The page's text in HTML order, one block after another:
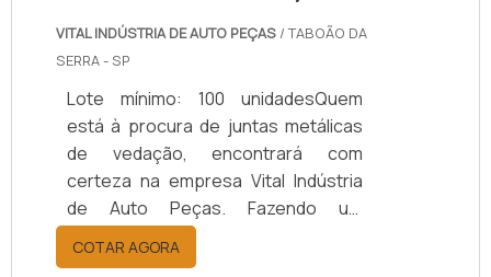
VITAL INDÚSTRIA DE AUTO PEÇAS / TABOÃO DA
SERRA - SP
Lote mínimo: 100 unidadesQuem
está à procura de juntas metálicas
de vedação, encontrará com
certeza na empresa Vital Indústria
de Auto Peças. Fazendo um
orçamento por meio da maior
empresa da área, é possível achar a
COTAR AGORA